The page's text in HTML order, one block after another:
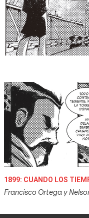
1899: CUANDO LOS
Francisco Ortega y